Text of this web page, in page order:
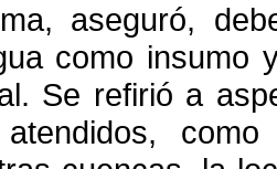
aseguró,
como insumo
Se refirió a